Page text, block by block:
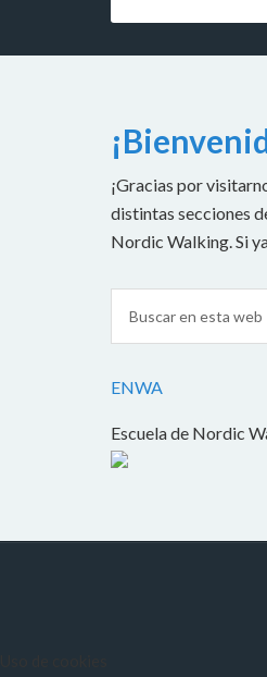
¡Gracias por
distintas secciones
Nordic Walking. Si
ENWA
Escuela de Nordic